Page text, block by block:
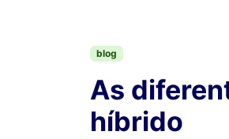
blog
As
híbrido